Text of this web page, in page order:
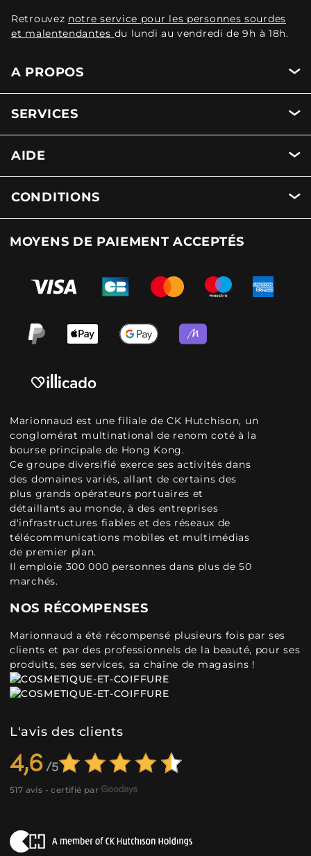
Retrouvez notre service pour les personnes sourdes
et malentendantes du lundi au vendredi de 9h à 18h.
A PROPOS
SERVICES
AIDE
CONDITIONS
MOYENS DE PAIEMENT ACCEPTÉS
Marionnaud est une filiale de CK Hutchison, un
conglomérat multinational de renom coté à la
bourse principale de Hong Kong.
Ce groupe diversifié exerce ses activités dans
des domaines variés, allant de certains des
plus grands opérateurs portuaires et
détaillants au monde, à des entreprises
d'infrastructures fiables et des réseaux de
télécommunications mobiles et multimédias
de premier plan.
Il emploie 300 000 personnes dans plus de 50
marchés.
NOS RÉCOMPENSES
Marionnaud a été récompensé plusieurs fois par ses
clients et par des professionnels de la beauté, pour ses
produits, ses services, sa chaîne de magasins !
L'avis des clients
4,6
517 avis - certifié par